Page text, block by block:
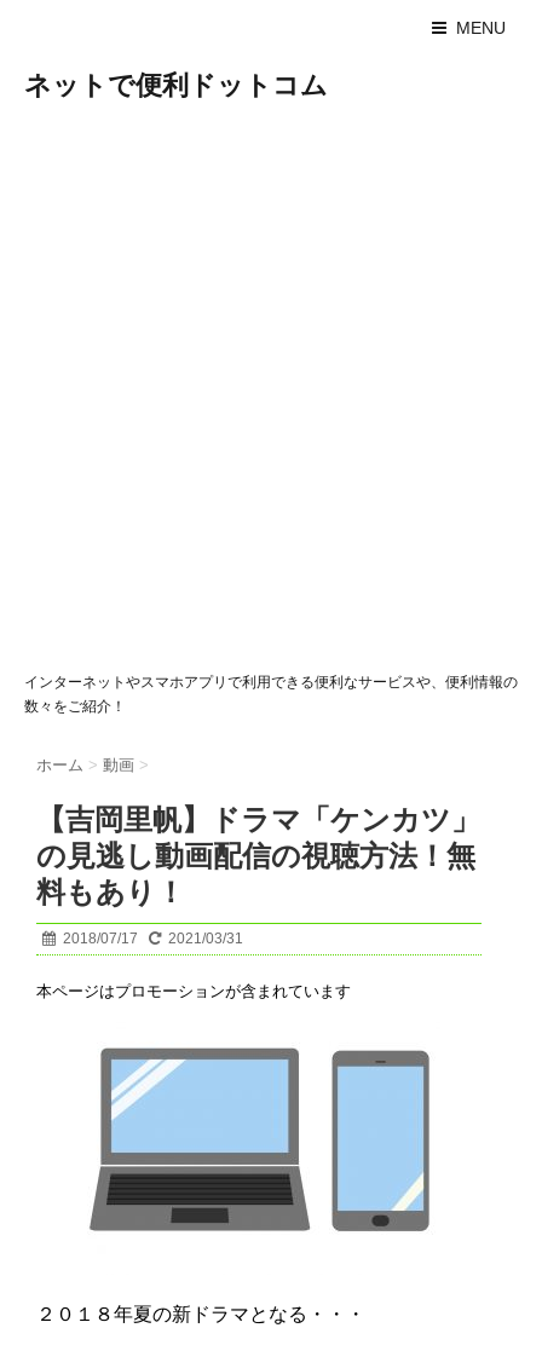
MENU
ネットで便利ドットコム
インターネットやスマホアプリで利用できる便利なサービスや、便利情報の
数々をご紹介！
ホーム > 動画 >
【吉岡里帆】ドラマ「ケンカツ」
の見逃し動画配信の視聴方法！無
料もあり！
2018/07/17 2021/03/31
本ページはプロモーションが含まれています
２０１８年夏の新ドラマとなる・・・